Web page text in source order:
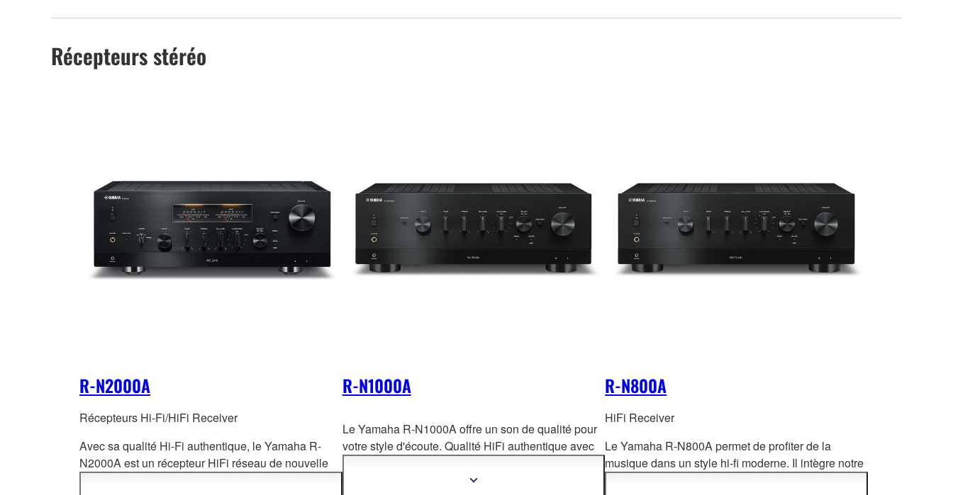
Récepteurs stéréo
R-N2000A
Récepteurs Hi-Fi/HiFi Receiver
Avec sa qualité Hi-Fi authentique, le Yamaha R-
N2000A est un récepteur HiFi réseau de nouvelle
R-N1000A
Le Yamaha R-N1000A offre un son de qualité pour
votre style d'écoute. Qualité HiFi authentique avec
résolution et connexion HDMI. Il permet un réglage
Afficher
R-N800A
HiFi Receiver
Le Yamaha R-N800A permet de profiter de la
musique dans un style hi-fi moderne. Il intègre notre